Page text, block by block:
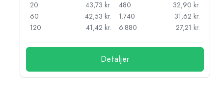
20
43,73 kr.
60
42,53 kr.
120
41,42 kr.
480
32,90 kr.
1.740
31,62 kr.
6.880
27,21 kr.
Detaljer